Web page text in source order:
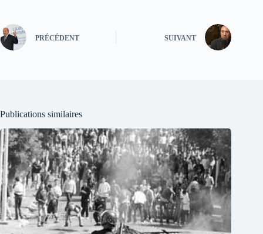
PRÉCÉDENT SUIVANT
Publications similaires